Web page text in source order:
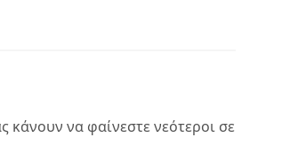
κάνουν να φαίνεστε νεότεροι σε